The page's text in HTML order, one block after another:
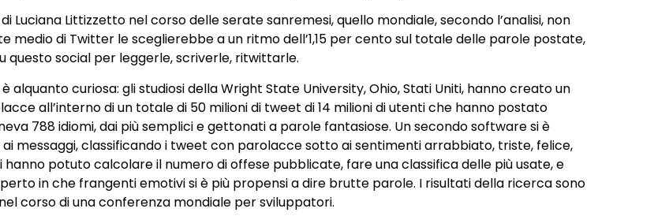
Littizzetto nel corso delle serate sanremesi, quello mondiale, secondo l’analisi, non
medio di Twitter le sceglierebbe a un ritmo dell’1,15 per cento sul totale delle parole postate,
questo social per leggerle, scriverle, ritwittarle.
alquanto curiosa: gli studiosi della Wright State University, Ohio, Stati Uniti, hanno creato un
all’interno di un totale di 50 milioni di tweet di 14 milioni di utenti che hanno postato
788 idiomi, dai più semplici e gettonati a parole fantasiose. Un secondo software si è
messaggi, classificando i tweet con parolacce sotto ai sentimenti arrabbiato, triste, felice,
potuto calcolare il numero di offese pubblicate, fare una classifica delle più usate, e
in che frangenti emotivi si è più propensi a dire brutte parole. I risultati della ricercasono
corso di una conferenza mondiale per sviluppatori.